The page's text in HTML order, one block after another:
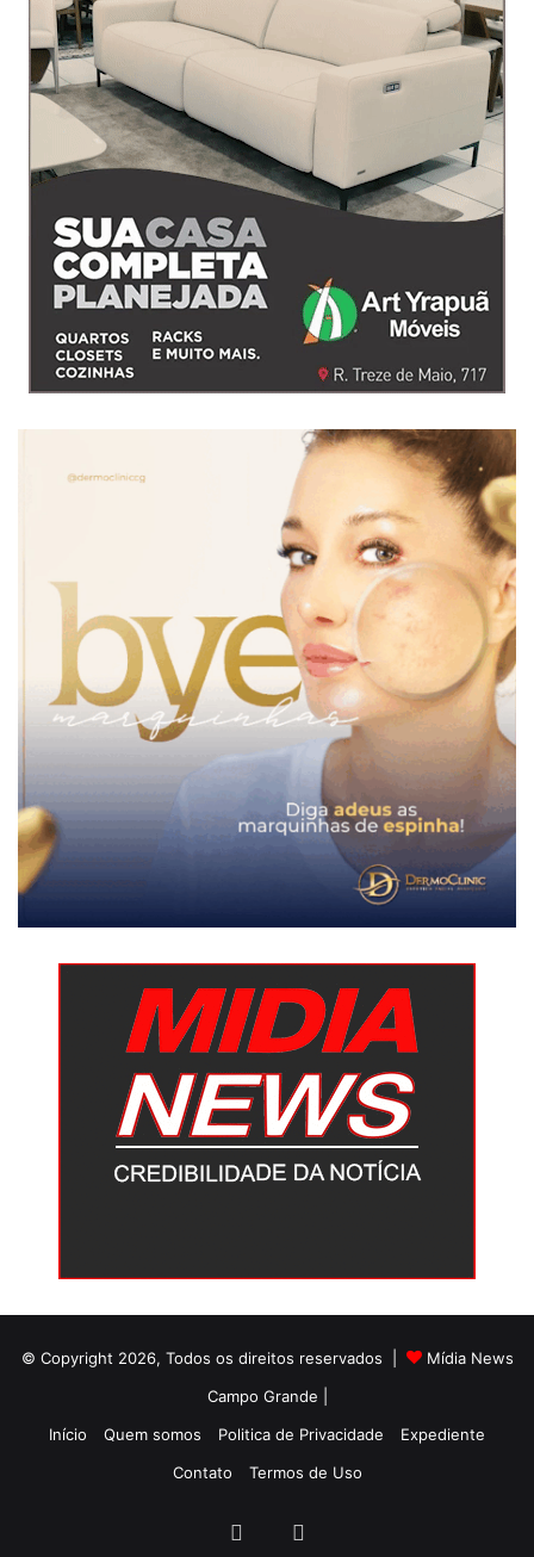
© Copyright 2026, Todos os direitos reservados |
Mídia News
Campo Grande |
Início
Quem somos Politica de Privacidade
Expediente
Contato
Termos de Uso
Facebook